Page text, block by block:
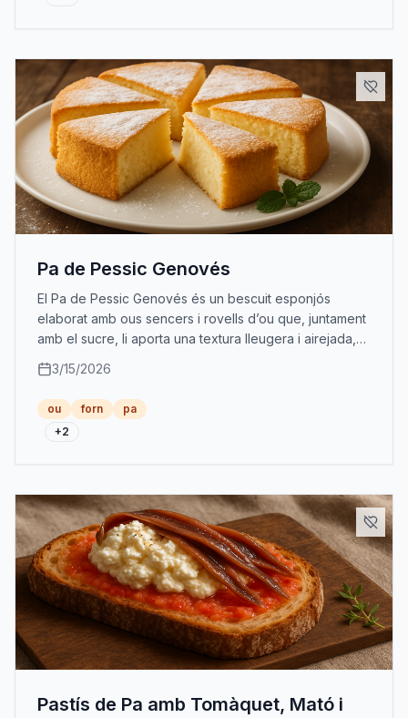
Pa de Pessic Genovés
El Pa de Pessic Genovés és un bescuit esponjós
elaborat amb ous sencers i rovells d’ou que, juntament
amb el sucre, li aporta una textura lleugera i airejada,
ideal per a acompanyar cafès o berenars.
3/15/2026
ou forn
pa
+2
Pastís de Pa amb Tomàquet, Mató i